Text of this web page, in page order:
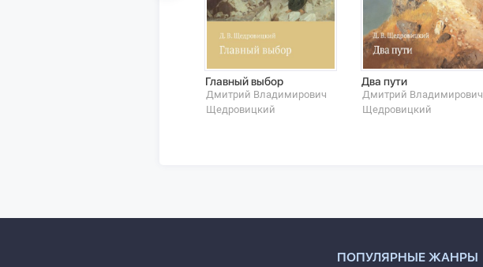
Главный выбор
Дмитрий Владимирович
Щедровицкий
Два пути
Дмитрий Владимирович
Щедровицкий
ПОПУЛЯРНЫЕ ЖАНРЫ